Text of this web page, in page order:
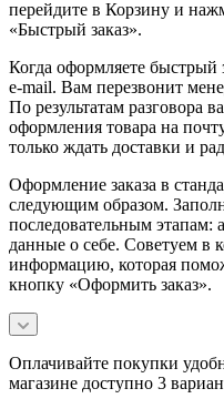
перейдите в Корзину и
«Быстрый заказ».
Когда оформляете
e-mail. Вам перезвонит
По результатам разговора
оформления товара на
только ждать доставки и
Оформление заказа в
следующим образом.
последовательным этапам:
данные о себе. Советуем в
информацию, которая
кнопку «Оформить заказ».
Оплачивайте покупки
магазине доступно 3